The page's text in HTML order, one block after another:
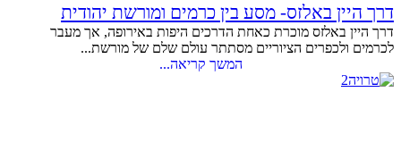
דרך היין באלזס- מסע בין כרמים ומורשת יהודית
דרך היין באלזס מוכרת כאחת הדרכים היפות באירופה, אך מעבר
לכרמים ולכפרים הציוריים מסתתר עולם שלם של מורשת...
המשך קריאה...